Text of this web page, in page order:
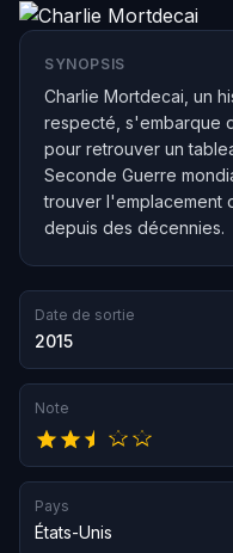
SYNOPSIS
Charlie Mortdecai, un
respecté, s'embarque
pour retrouver un
Seconde Guerre
trouver l'emplacement
depuis des décennies.
Date de sortie
2015
Note
Pays
États-Unis